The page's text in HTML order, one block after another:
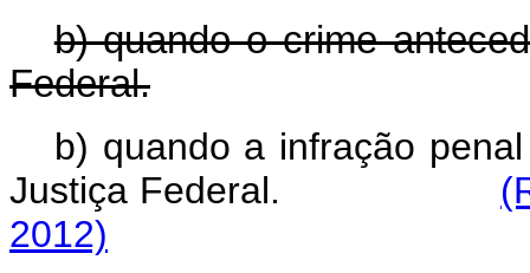
b) quando o crime
Federal.
b) quando a infração
Justiça Federal.
2012)